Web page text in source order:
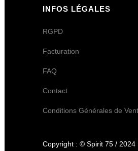
INFOS LÉGALES
RGPD
Facturation
FAQ
Contact
Conditions Générales de
Copyright : © Spirit 75 / 2024